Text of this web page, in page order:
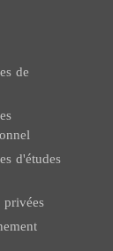
de
d'études